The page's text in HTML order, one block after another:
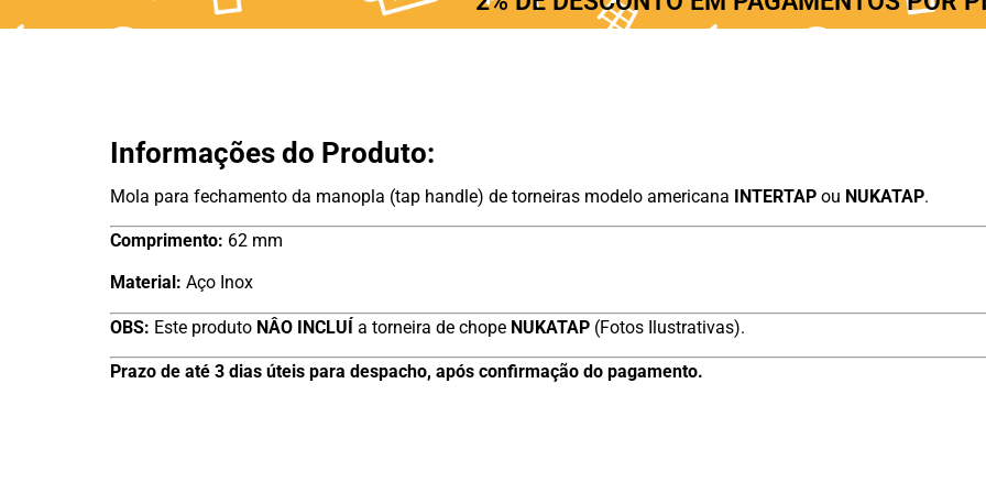
Informações do Produto:
Mola para fechamento da manopla (tap handle) de torneiras modelo americana INTERTAP ou NUKATAP.
Comprimento: 62 mm
Material: Aço Inox
OBS: Este produto NÂO INCLUÍ a torneira de chope NUKATAP (Fotos Ilustrativas).
Prazo de até 3 dias úteis para despacho, após confirmação do pagamento.